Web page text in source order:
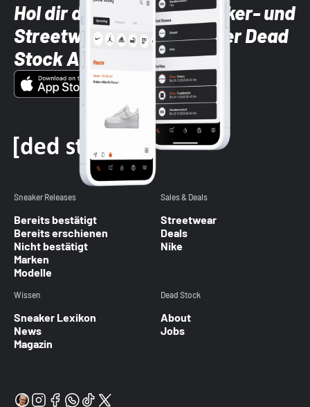
Hol dir die neuesten Sneaker- und
Streetwear-Brands mit der Dead
Stock App
Sneaker Releases
Bereits bestätigt
Bereits erschienen
Nicht bestätigt
Marken
Modelle
Sales & Deals
Streetwear
Deals
Nike
Wissen
Sneaker Lexikon
News
Magazin
Dead Stock
About
Jobs